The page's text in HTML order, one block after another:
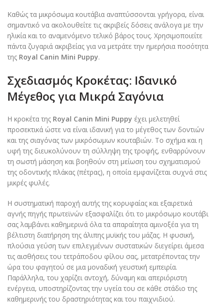
Καθώς τα μικρόσωμα κουτάβια αναπτύσσονται γρήγορα, είναι
σημαντικό να ακολουθείτε τις ακριβείς δόσεις ανάλογα με την
ηλικία και το αναμενόμενο τελικό βάρος τους. Χρησιμοποιείτε
πάντα ζυγαριά ακριβείας για να μετράτε την ημερήσια ποσότητα
της Royal Canin Mini Puppy.
Σχεδιασμός Κροκέτας: Ιδανικό
Μέγεθος για Μικρά Σαγόνια
Η κροκέτα της Royal Canin Mini Puppy έχει μελετηθεί
προσεκτικά ώστε να είναι ιδανική για το μέγεθος των δοντιών
και της σιαγόνας των μικρόσωμων κουταβιών. Το σχήμα και η
υφή της διευκολύνουν τη σύλληψη της τροφής, ενθαρρύνουν
τη σωστή μάσηση και βοηθούν στη μείωση του σχηματισμού
της οδοντικής πλάκας (πέτρας), η οποία εμφανίζεται συχνά στις
μικρές φυλές.
Η συστηματική παροχή αυτής της κορυφαίας και εξαιρετικά
αγνής πηγής πρωτεϊνών εξασφαλίζει ότι το μικρόσωμο κουτάβι
σας λαμβάνει καθημερινά όλα τα απαραίτητα αμινοξέα για τη
βέλτιστη διατήρηση της άλιπης μυϊκής του μάζας. Η φυσική,
πλούσια γεύση των επιλεγμένων συστατικών διεγείρει άμεσα
τις αισθήσεις του τετράποδου φίλου σας, μετατρέποντας την
ώρα του φαγητού σε μια μοναδική γευστική εμπειρία.
Παράλληλα, του χαρίζει αντοχή, δύναμη και απεριόριστη
ενέργεια, υποστηρίζοντας την υγεία του σε κάθε στάδιο της
καθημερινής του δραστηριότητας και του παιχνιδιού.